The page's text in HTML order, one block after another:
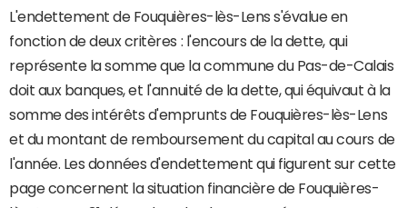
L'endettement de Fouquières-lès-Lens s'évalue en
fonction de deux critères : l'encours de la dette, qui
représente la somme que la commune du Pas-de-Calais
doit aux banques, et l'annuité de la dette, qui équivaut à la
somme des intérêts d'emprunts de Fouquières-lès-Lens
et du montant de remboursement du capital au cours de
l'année. Les données d'endettement qui figurent sur cette
page concernent la situation financière de Fouquières-